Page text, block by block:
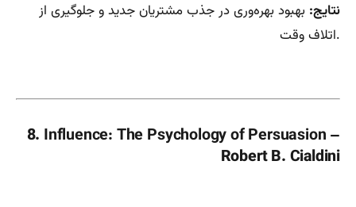
نتایج: بهبود بهره‌وری در جذب مشتریان جدید و جلوگیری از
اتلاف وقت.
8. Influence: The Psychology of Persuasion–
Robert B. Cialdini